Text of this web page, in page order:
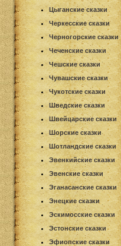
Цыганские сказки
Черкесские сказки
Черногорские сказки
Чеченские сказки
Чешские сказки
Чувашские сказки
Чукотские сказки
Шведские сказки
Швейцарские сказки
Шорские сказки
Шотландские сказки
Эвенкийские сказки
Эвенские сказки
Эганасанские сказки
Энецкие сказки
Эскимосские сказки
Эстонские сказки
Эфиопские сказки